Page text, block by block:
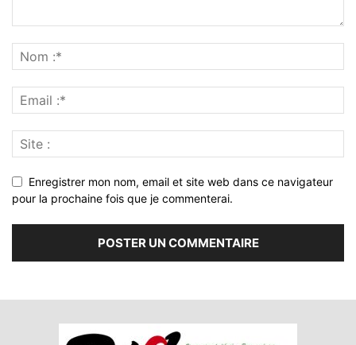
Enregistrer mon nom, email et site web dans ce navigateur
pour la prochaine fois que je commenterai.